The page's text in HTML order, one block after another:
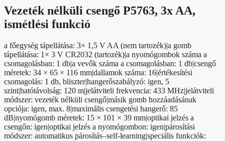
Vezeték nélküli csengő P5763, 3x AA,
ismétlési funkció
a főegység tápellátása: 3× 1,5 V AA (nem tartozék)|a gomb
tápellátása: 1× 3 V CR2032 (tartozék)|a nyomógombok száma a
csomagolásban: 1 db|a vevők száma a csomagolásban: 1 db|csengő
méretek: 34 × 65 × 116 mm|dallamok száma: 16|értékesítési
csomagolás: 1 db, bliszter|hangerőszabályzó: igen, 5
szint|hatótávolság: 120 m|jelátviteli frekvencia: 433 MHz|jelátviteli
módszer: vezeték nélküli csengő|másik gomb hozzáadásának
opciója: igen, max. 8|maximális csengetési hangerő: 85
dB|nyomógomb méretek: 15 × 101 × 39 mm|optikai jelzés a
csengőn: igen|optikai jelzés a nyomógombon: igen|párosítási
módszer: automatikus párosítás–self-learning|speciális funkciók: